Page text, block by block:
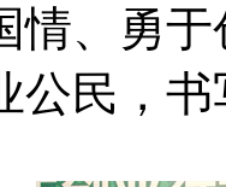
情、勇
公民，